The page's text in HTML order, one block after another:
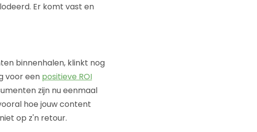
Er komt vast en
binnenhalen, klinkt nog
voor een positieve ROI
zijn nu eenmaal
hoe jouw content
op z'n retour.